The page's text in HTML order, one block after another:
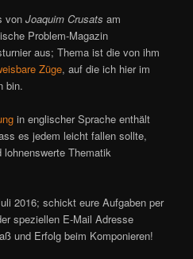
vonJoaquim Crusats am
Problem-Magazin
aus; Thema ist die von ihm
Züge, auf die ich hier im
bin.
in englischer Sprache enthält
es jedem leicht fallen sollte,
Thematik
2016; schickt eure Aufgaben per
speziellen E-Mail Adresse
und Erfolg beim Komponieren!